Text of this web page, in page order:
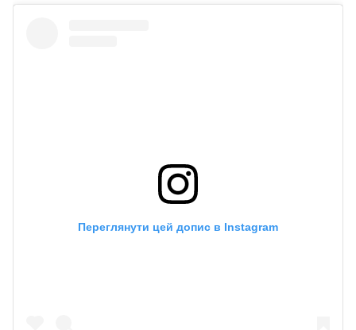
Переглянути цей допис в Instagram